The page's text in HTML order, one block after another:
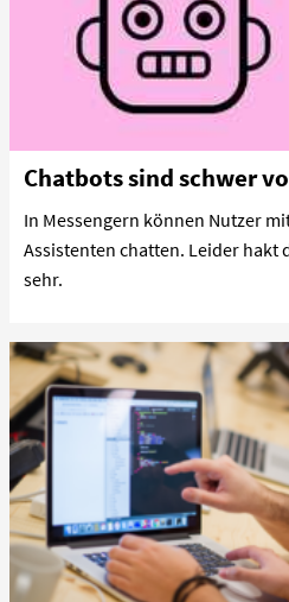
Chatbots sind schwer
In Messengern können Nutzer
Assistenten chatten. Leider hakt
sehr.